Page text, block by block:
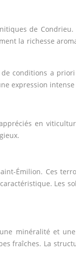
de
la richesse
conditions a
expression
en
Émilion. Ces
Les
minéralité et
fraîches. La